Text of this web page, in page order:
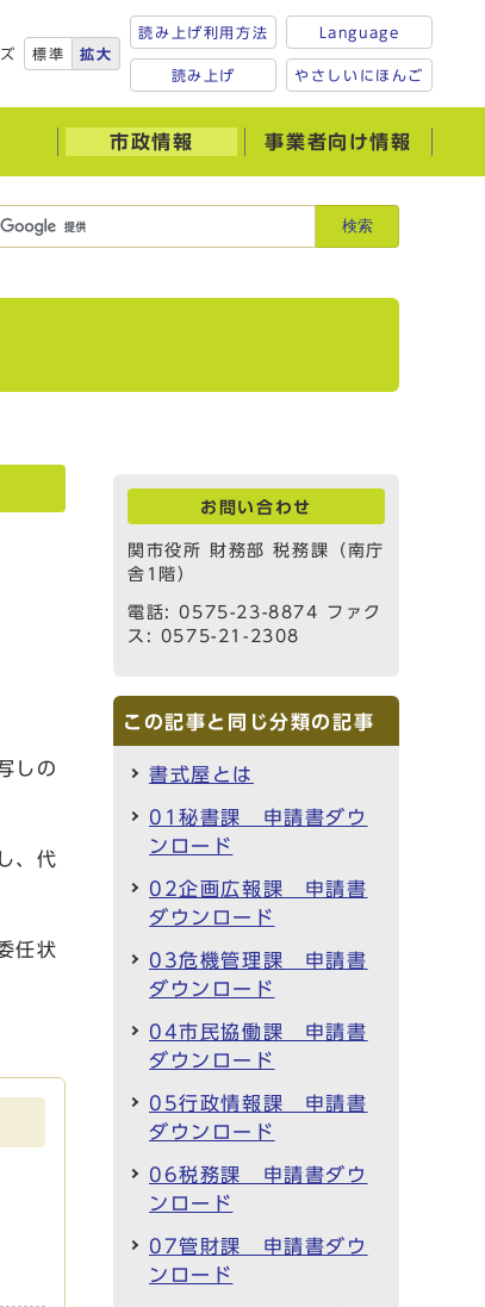
標準 拡大
読み上げ利用方法
読み上げ
Language
やさしいにほんご
市政情報 事業者向け情報
検索
しの
、代
任状
お問い合わせ
関市役所 財務部 税務課（南庁
舎1階）
電話: 0575-23-8874 ファク
ス: 0575-21-2308
この記事と同じ分類の記事
書式屋とは
01秘書課 申請書ダウ
ンロード
02企画広報課 申請書
ダウンロード
03危機管理課 申請書
ダウンロード
04市民協働課 申請書
ダウンロード
05行政情報課 申請書
ダウンロード
06税務課 申請書ダウ
ンロード
07管財課 申請書ダウ
ンロード